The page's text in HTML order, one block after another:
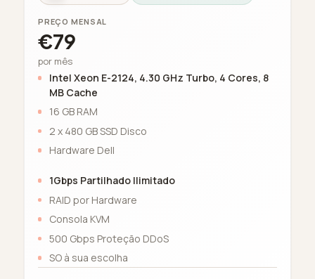
PREÇO MENSAL
€79
por mês
Intel Xeon E-2124, 4.30 GHz Turbo, 4 Cores, 8
MB Cache
16 GB RAM
2 x 480 GB SSD Disco
Hardware Dell
1Gbps Partilhado Ilimitado
RAID por Hardware
Consola KVM
500 Gbps Proteção DDoS
SO à sua escolha